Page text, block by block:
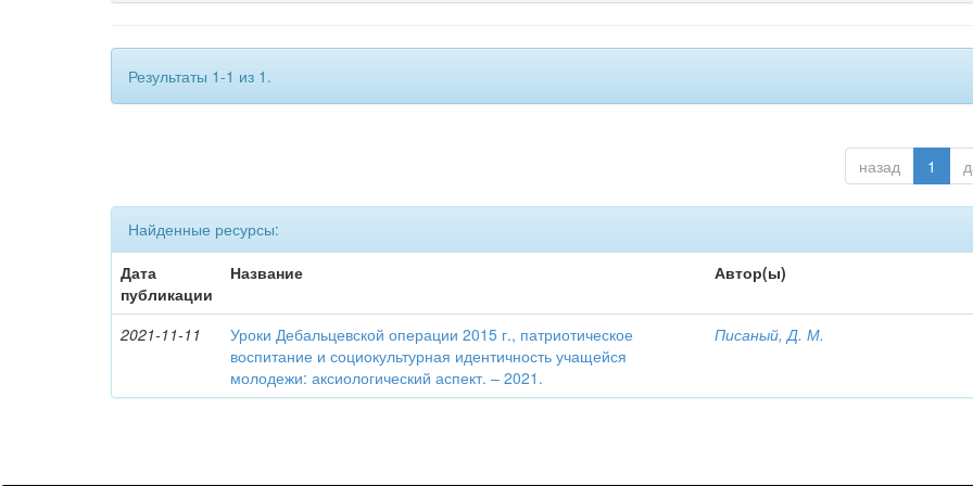
Результаты 1-1 из 1.
назад 1
Найденные ресурсы:
Дата
публикации
Название Автор(ы)
2021-11-11
Уроки Дебальцевской операции 2015 г., патриотическое
воспитание и социокультурная идентичность учащейся
молодежи: аксиологический аспект. – 2021.
Писаный, Д. М.